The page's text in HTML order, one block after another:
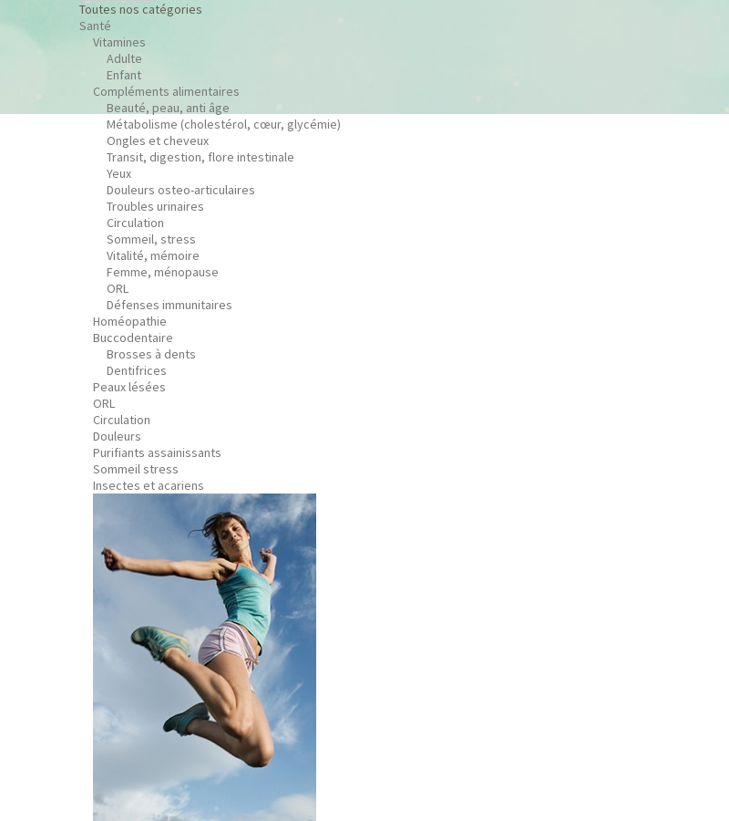
Toutes nos catégories
Santé
Vitamines
Adulte
Enfant
Compléments alimentaires
Beauté, peau, anti âge
Métabolisme (cholestérol, cœur, glycémie)
Ongles et cheveux
Transit, digestion, flore intestinale
Yeux
Douleurs osteo-articulaires
Troubles urinaires
Circulation
Sommeil, stress
Vitalité, mémoire
Femme, ménopause
ORL
Défenses immunitaires
Homéopathie
Buccodentaire
Brosses à dents
Dentifrices
Peaux lésées
ORL
Circulation
Douleurs
Purifiants assainissants
Sommeil stress
Insectes et acariens